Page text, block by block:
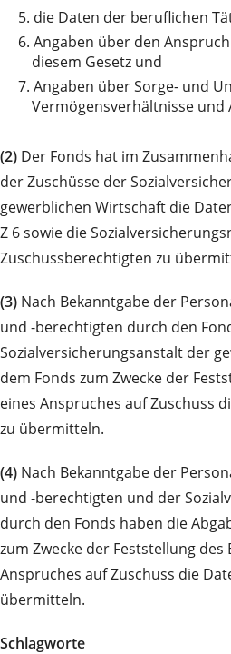
5. die Daten der beruflichen
6. Angaben über den
diesem Gesetz und
7. Angaben über Sorge- und
Vermögensverhältnisse und
(2) Der Fonds hat im
der Zuschüsse der
gewerblichen Wirtschaft die
Z 6 sowie die
Zuschussberechtigten zu
(3) Nach Bekanntgabe der
und -berechtigten durch den
Sozialversicherungsanstalt der
dem Fonds zum Zwecke der
eines Anspruches auf Zuschuss
zu übermitteln.
(4) Nach Bekanntgabe der
und -berechtigten und der
durch den Fonds haben die
zum Zwecke der Feststellung des
Anspruches auf Zuschuss die
übermitteln.
Schlagworte